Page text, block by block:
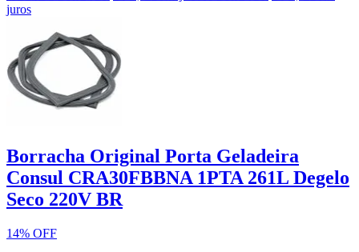
juros
Borracha Original Porta Geladeira
Consul CRA30FBBNA 1PTA 261L Degelo
Seco 220V BR
14% OFF